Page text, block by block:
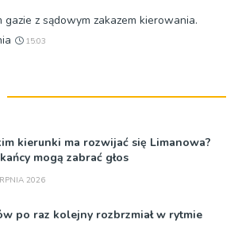
gazie z sądowym zakazem kierowania.
15:03
kierunki ma rozwijać się Limanowa?
mogą zabrać głos
2026
po raz kolejny rozbrzmiał w rytmie